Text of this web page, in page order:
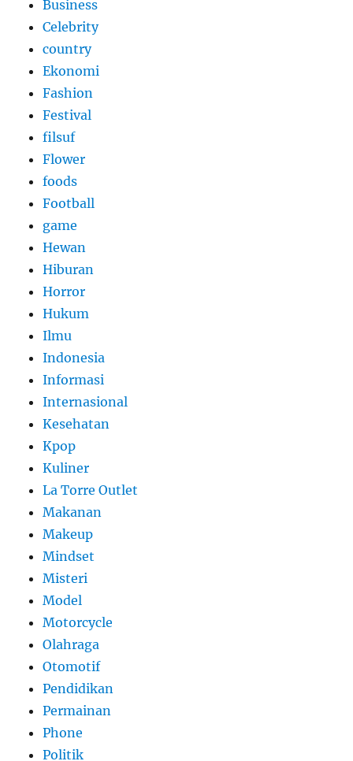
Business
Celebrity
country
Ekonomi
Fashion
Festival
filsuf
Flower
foods
Football
game
Hewan
Hiburan
Horror
Hukum
Ilmu
Indonesia
Informasi
Internasional
Kesehatan
Kpop
Kuliner
La Torre Outlet
Makanan
Makeup
Mindset
Misteri
Model
Motorcycle
Olahraga
Otomotif
Pendidikan
Permainan
Phone
Politik